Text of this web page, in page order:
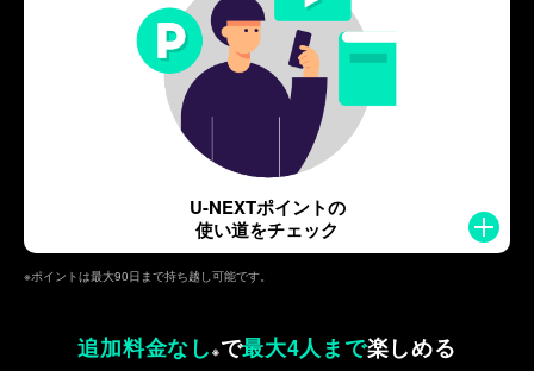
U-NEXTポイントの
使い道をチェック
※ポイントは最大90日まで持ち越し可能です。
追加料金なし ※で最大4人まで楽しめる